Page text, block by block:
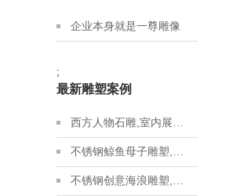
企业本身就是一尊雕像
;
最新雕塑案例